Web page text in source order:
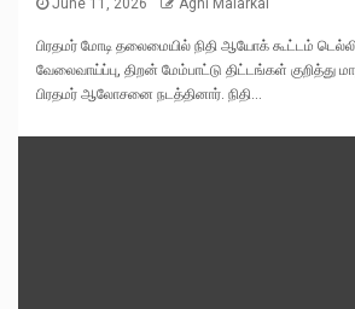
பிரதமர் மோடி தலைமையில் நிதி ஆயோக் கூட்டம்
வேலைவாய்ப்பு, திறன் மேம்பாட்டு திட்டங்கள் குறித்து
பிரதமர் ஆலோசனை நடத்தினார். நிதி...